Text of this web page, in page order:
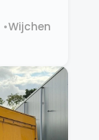
•Wijchen